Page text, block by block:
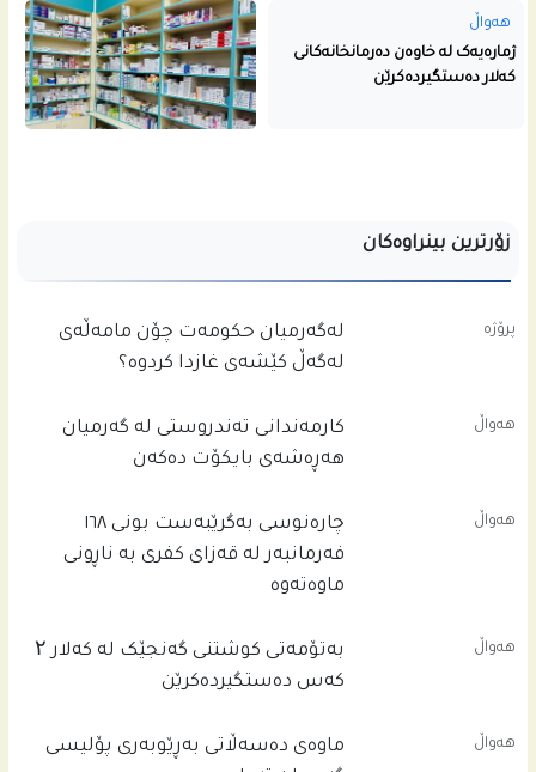
هەواڵ
ژمارەیەک لە خاوەن دەرمانخانەکانی
کەلار دەستگیردەکرێن
زۆرترین بینراوەکان
پرۆژە
له‌گه‌رمیان حكومه‌ت چۆن مامه‌ڵه‌ى
له‌گه‌ڵ كێشه‌ى غازدا كردوه‌؟
هەواڵ
کارمەندانی تەندروستی لە گەرمیان
هەڕەشەی بایکۆت دەکەن
هەواڵ
چاره‌نوسى به‌گرێبه‌ست بونى ١٦٨
فه‌رمانبه‌ر له‌ قه‌زاى كفرى به‌ ناڕونى
ماوه‌ته‌وه‌
هەواڵ
بەتۆمەتی کوشتنی گەنجێک لە کەلار ۲
کەس دەستگیردەکرێن
هەواڵ
ماوەی دەسەڵاتی بەڕێوبەری پۆلیسی